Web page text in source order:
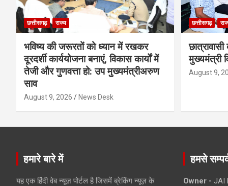
छत्तीसगढ़ राज्य
भविष्य की जरूरतों को ध्यान में रखकर
दूरदर्शी कार्ययोजना बनाएं, विकास कार्यों में
तेजी और गुणवत्ता हो: उप मुख्यमंत्रीअरुण
साव
August 9, 2026 News Desk
छत्तीसगढ़
मुख्यमंत्री
August 9,
हमारे बारे में
यह एक हिंदी वेब न्यूज़ पोर्टल है जिसमें ब्रेकिंग न्यूज़ के
हमसे
Owner - JAI